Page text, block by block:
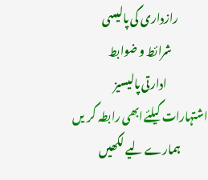
رازداری کی پالیسی
شرائط و ضوابط
ادارتی پالیسیز
اشتہارات کیلئے ابھی رابطہ کریں
ہمارے لیے لکھیں